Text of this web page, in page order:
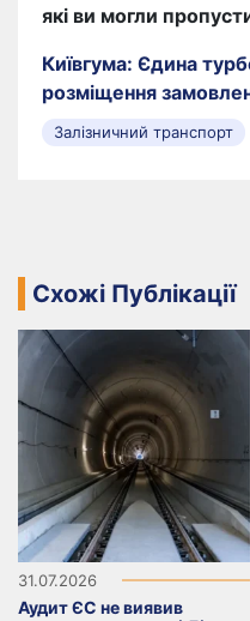
які ви могли
Київгума: Єдина
розміщення
Залізничний транспорт
Схожі Публікації
31.07.2026
Аудит ЄС не виявив